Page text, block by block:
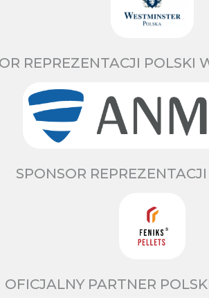
REPREZENTACJI POLSKI
SPONSOR
OFICJALNY PARTNER